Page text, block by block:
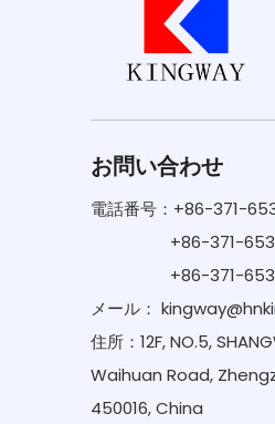
お問い合わせ
電話番号：+86-371-
+86-371-
+86-371-
メール：
住所：12F, NO.5,
Waihuan Road,
450016, China